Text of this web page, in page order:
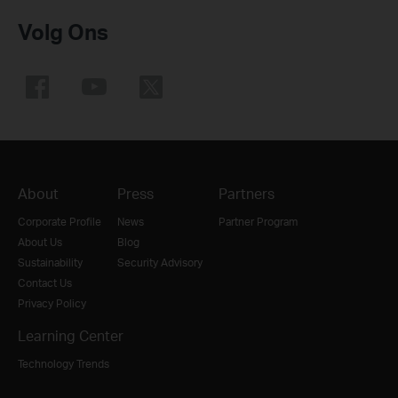
Volg Ons
About
Corporate Profile
About Us
Sustainability
Contact Us
Privacy Policy
Press
News
Blog
Security Advisory
Partners
Partner Program
Learning Center
Technology Trends